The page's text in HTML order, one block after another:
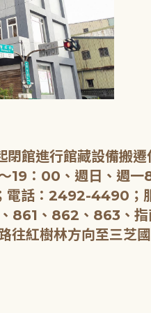
館進行館藏設備搬
19：00、週日、週
電話：2492-4490；
861、862、863、指
往紅樹林方向至三芝國